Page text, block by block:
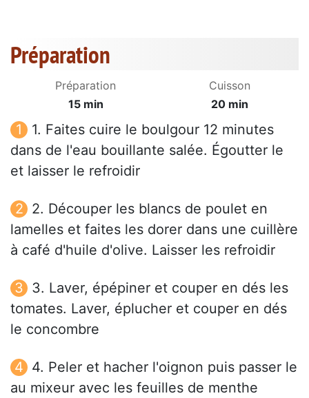
Préparation
Préparation
15 min
Cuisson
20 min
1. Faites cuire le boulgour 12 minutes
dans de l'eau bouillante salée. Égoutter le
et laisser le refroidir
2. Découper les blancs de poulet en
lamelles et faites les dorer dans une cuillère
à café d'huile d'olive. Laisser les refroidir
3. Laver, épépiner et couper en dés les
tomates. Laver, éplucher et couper en dés
le concombre
4. Peler et hacher l'oignon puis passer le
au mixeur avec les feuilles de menthe